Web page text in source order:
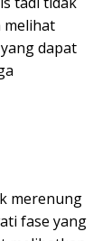
melihat
dapat
merenung
fase yang